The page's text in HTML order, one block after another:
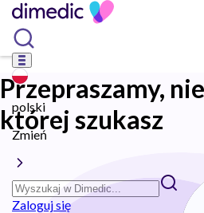
polski
Zmień
Zaloguj się
Przepraszamy,
której szukasz